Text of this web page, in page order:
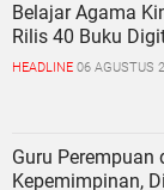
Belajar Agama
Rilis 40 Buku
HEADLINE 06 AGUSTUS
Guru Perempuan
Kepemimpinan,